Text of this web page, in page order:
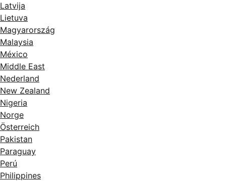
Latvija
Lietuva
Magyarország
Malaysia
México
Middle East
Nederland
New Zealand
Nigeria
Norge
Österreich
Pakistan
Paraguay
Perú
Philippines